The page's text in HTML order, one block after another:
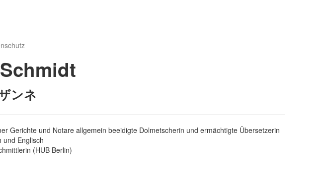
ンネ
Gerichte und Notare allgemein beeidigte Dolmetscherin und ermächtigte Übersetzerin
und Englisch
(HUB Berlin)